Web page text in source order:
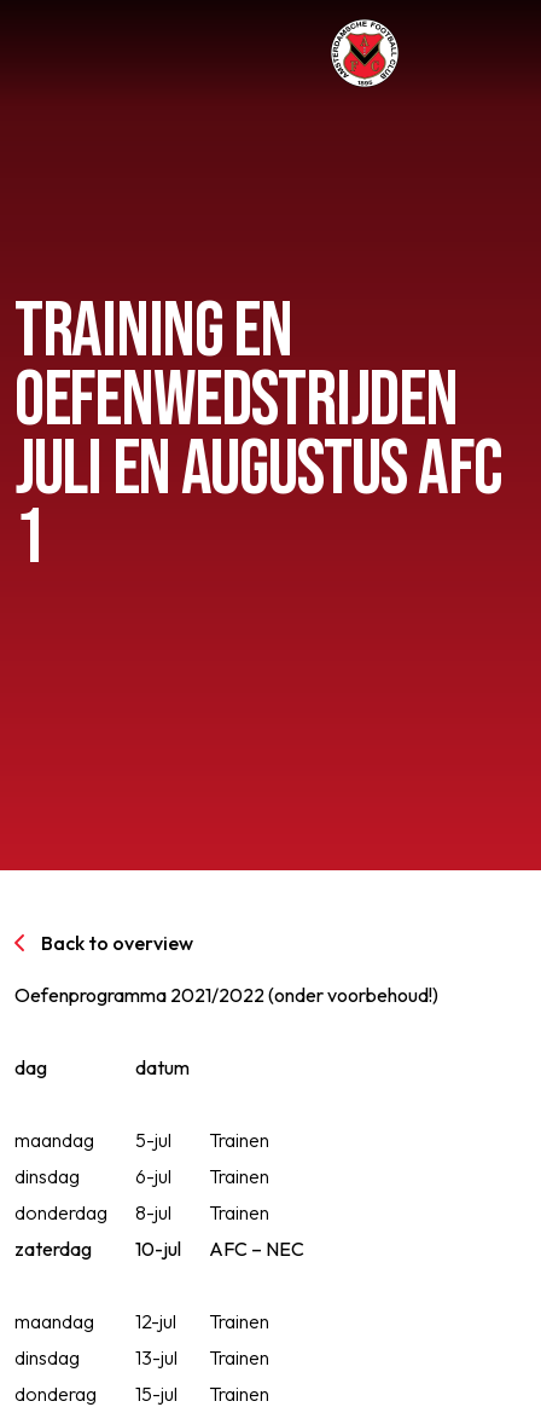
Jeugd
Senioren
Clubinfo
Nieuwsoverzicht
Sponsoring
TRAINING EN
OEFENWEDSTRIJDEN
JULI EN AUGUSTUS AFC
1
Back to overview
Oefenprogramma 2021/2022 (onder voorbehoud!)
dag datum
maandag 5-jul
Trainen
dinsdag
6-jul
Trainen
donderdag
8-jul
Trainen
zaterdag
10-jul AFC – NEC
maandag 12-jul
Trainen
dinsdag
13-jul
Trainen
donderag
15-jul
Trainen